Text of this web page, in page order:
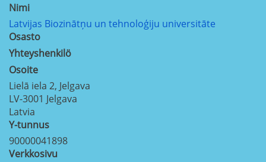
Nimi
Latvijas Biozinātņu un tehnoloģiju universitāte
Osasto
Yhteyshenkilö
Osoite
Lielā iela 2, Jelgava
LV-3001 Jelgava
Latvia
Y-tunnus
90000041898
Verkkosivu